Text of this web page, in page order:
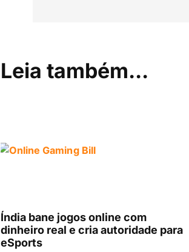
Leia também...
Índia bane jogos online com
dinheiro real e cria autoridade para
eSports